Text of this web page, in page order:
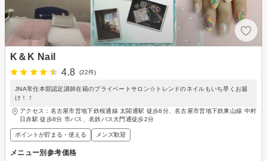
K＆K Nail
4.8
(22件)
JNA常任本部認定講師在籍のプライベートサロン☆トレンドのネイルもいち早くお届
け！！
アクセス：名古屋市営地下鉄桜通線 太閤通駅 徒歩8分、名古屋市営地下鉄東山線 中村
日赤駅 徒歩8分 市バス、名鉄バス大門通徒歩2分
ポイントが貯まる・使える メンズ歓迎
メニュー別参考価格